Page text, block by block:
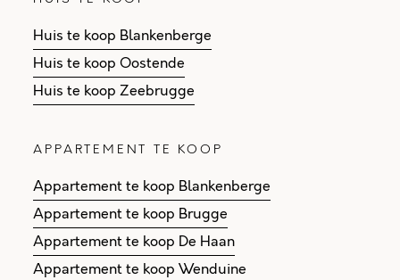
Huis te koop Blankenberge
Huis te koop Oostende
Huis te koop Zeebrugge
APPARTEMENT TE KOOP
Appartement te koop Blankenberge
Appartement te koop Brugge
Appartement te koop De Haan
Appartement te koop Wenduine